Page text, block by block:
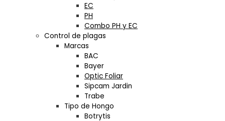
EC
PH
Combo PH y EC
Control de plagas
Marcas
BAC
Bayer
Optic Foliar
Sipcam Jardin
Trabe
Tipo de Hongo
Botrytis